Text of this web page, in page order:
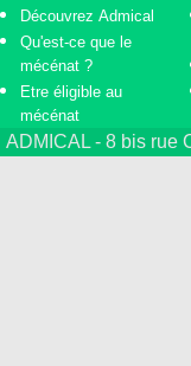
Découvrez Admical
Qu'est-ce que le
mécénat ?
Etre éligible au
mécénat
ADMICAL - 8 bis rue